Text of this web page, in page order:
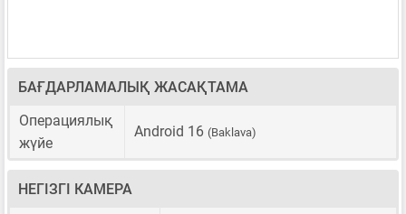
БАҒДАРЛАМАЛЫҚ ЖАСАҚТАМА
Операциялық
жүйе
Android 16 (Baklava)
НЕГІЗГІ КАМЕРА